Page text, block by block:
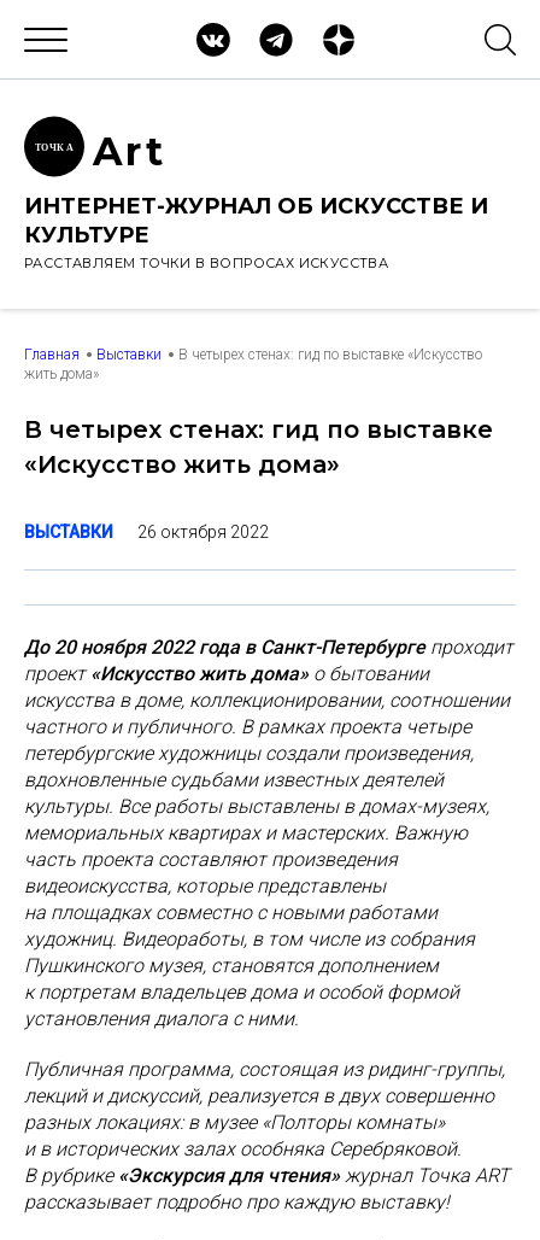
ТОЧК А Art
ИНТЕРНЕТ-ЖУРНАЛ ОБ ИСКУССТВЕ И
КУЛЬТУРЕ
РАССТАВЛЯЕМ ТОЧКИ В ВОПРОСАХ ИСКУССТВА
Главная Выставки
В четырех стенах: гид по выставке «Искусство
жить дома»
В четырех стенах: гид по выставке
«Искусство жить дома»
ВЫСТАВКИ 26 октября 2022
До 20 ноября 2022 года в Санкт-Петербургепроходит
проект«Искусство жить дома»о бытовании
искусства в доме, коллекционировании, соотношении
частного и публичного. В рамках проекта четыре
петербургские художницы создали произведения,
вдохновленные судьбами известных деятелей
культуры. Все работы выставлены в домах-музеях,
мемориальных квартирах и мастерских. Важную
часть проекта составляют произведения
видеоискусства, которые представлены
на площадках совместно с новыми работами
художниц. Видеоработы, в том числе из собрания
Пушкинского музея, становятся дополнением
к портретам владельцев дома и особой формой
установления диалога с ними.
Публичная программа, состоящая из ридинг-группы,
лекций и дискуссий, реализуется в двух совершенно
разных локациях: в музее «Полторы комнаты»
и в исторических залах особняка Серебряковой.
В рубрике «Экскурсия для чтения»журнал Точка ART
рассказывает подробно про каждую выставку!